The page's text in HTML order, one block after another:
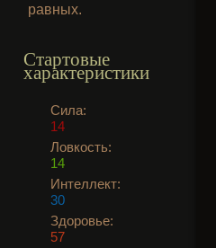
равных.
Стартовые
характеристики
Сила:
14
Ловкость:
14
Интеллект:
30
Здоровье:
57